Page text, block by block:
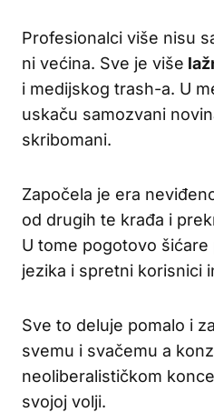
Profesionalci više nisu
ni većina. Sve je više
i medijskog trash-a. U
uskaču samozvani
skribomani.
Započela je era
od drugih te krađa i
U tome pogotovo
jezika i spretni korisnici
Sve to deluje pomalo i
svemu i svačemu a
neoliberalističkom
svojoj volji.